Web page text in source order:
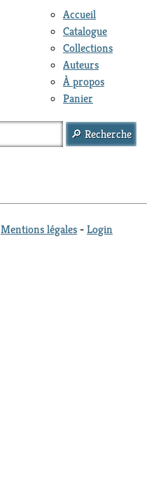
Accueil
Catalogue
Collections
Auteurs
À propos
Panier
Mentions légales -Login